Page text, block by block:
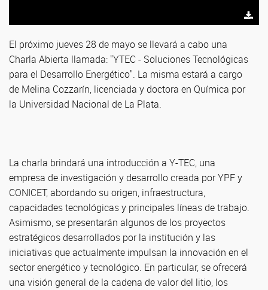
El próximo jueves 28 de mayo se llevará a cabo una
Charla Abierta llamada: "YTEC - Soluciones Tecnológicas
para el Desarrollo Energético". La misma estará a cargo
de Melina Cozzarín, licenciada y doctora en Química por
la Universidad Nacional de La Plata.
La charla brindará una introducción a Y-TEC, una
empresa de investigación y desarrollo creada por YPF y
CONICET, abordando su origen, infraestructura,
capacidades tecnológicas y principales líneas de trabajo.
Asimismo, se presentarán algunos de los proyectos
estratégicos desarrollados por la institución y las
iniciativas que actualmente impulsan la innovación en el
sector energético y tecnológico. En particular, se ofrecerá
una visión general de la cadena de valor del litio, los